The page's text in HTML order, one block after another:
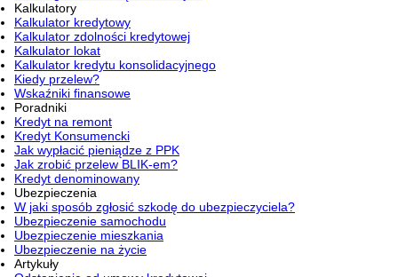
Kalkulatory
Kalkulator kredytowy
Kalkulator zdolności kredytowej
Kalkulator lokat
Kalkulator kredytu konsolidacyjnego
Kiedy przelew?
Wskaźniki finansowe
Poradniki
Kredyt na remont
Kredyt Konsumencki
Jak wypłacić pieniądze z PPK
Jak zrobić przelew BLIK-em?
Kredyt denominowany
Ubezpieczenia
W jaki sposób zgłosić szkodę do ubezpieczyciela?
Ubezpieczenie samochodu
Ubezpieczenie mieszkania
Ubezpieczenie na życie
Artykuły